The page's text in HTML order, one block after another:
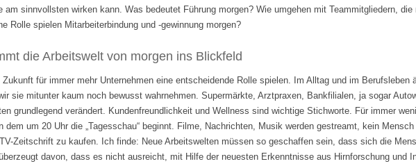
am sinnvollsten wirken kann. Was bedeutet Führung morgen? Wie umgehen mit Teammitgliedern, die
Rolle spielen Mitarbeiterbindung und -gewinnung morgen?
die Arbeitswelt von morgen ins Blickfeld
für immer mehr Unternehmen eine entscheidende Rolle spielen. Im Alltag und im Berufsleben
sie mitunter kaum noch bewusst wahrnehmen. Supermärkte, Arztpraxen, Bankfilialen, ja sogar
grundlegend verändert. Kundenfreundlichkeit und Wellness sind wichtige Stichworte. Für immer
um 20 Uhr die „Tagesschau“ beginnt. Filme, Nachrichten, Musik werden gestreamt, kein
Zeitschrift zu kaufen. Ich finde: Neue Arbeitswelten müssen so geschaffen sein, dass sich die
davon, dass es nicht ausreicht, mit Hilfe der neuesten Erkenntnisse aus Hirnforschung und